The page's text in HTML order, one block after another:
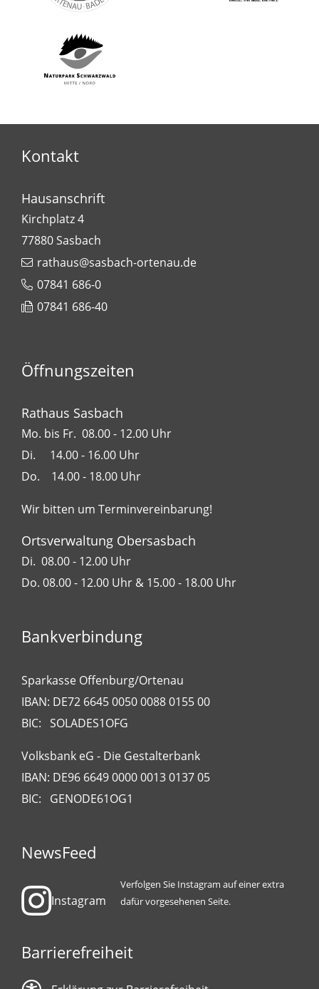
Kontakt
Hausanschrift
Kirchplatz 4
77880Sasbach
rathaus@sasbach-ortenau.de
07841 686-0
07841 686-40
Öffnungszeiten
Rathaus Sasbach
Mo. bis Fr. 08.00 - 12.00 Uhr
Di. 14.00 - 16.00 Uhr
Do. 14.00 - 18.00 Uhr
Wir bitten um Terminvereinbarung!
Ortsverwaltung Obersasbach
Di. 08.00 - 12.00 Uhr
Do. 08.00 - 12.00 Uhr & 15.00 - 18.00 Uhr
Bankverbindung
Sparkasse Offenburg/Ortenau
IBAN: DE72 6645 0050 0088 0155 00
BIC: SOLADES1OFG
Volksbank eG - Die Gestalterbank
IBAN: DE96 6649 0000 0013 0137 05
BIC: GENODE61OG1
NewsFeed
Instagram
Verfolgen Sie Instagram auf einer extra
dafür vorgesehenen Seite.
Barrierefreiheit